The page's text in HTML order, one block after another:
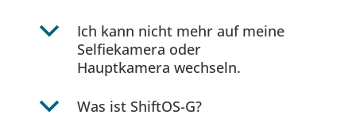
b
Ich kann nicht mehr auf meine
Selfiekamera oder
Hauptkamera wechseln.
b Was ist ShiftOS-G?